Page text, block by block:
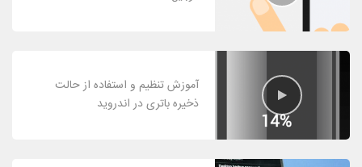
آموزش تنظیم و استفاده از حالت
ذخیره باتری در اندروید